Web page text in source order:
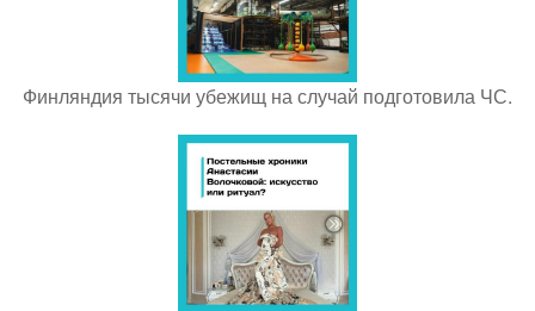
Финляндия тысячи убежищ на случай подготовила ЧС.